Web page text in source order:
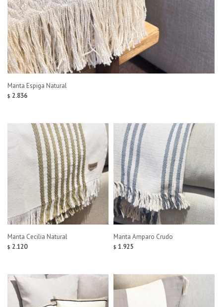
Manta Espiga Natural
$ 2.836
Manta Cecilia Natural
$ 2.120
Manta Amparo Crudo
$ 1.925